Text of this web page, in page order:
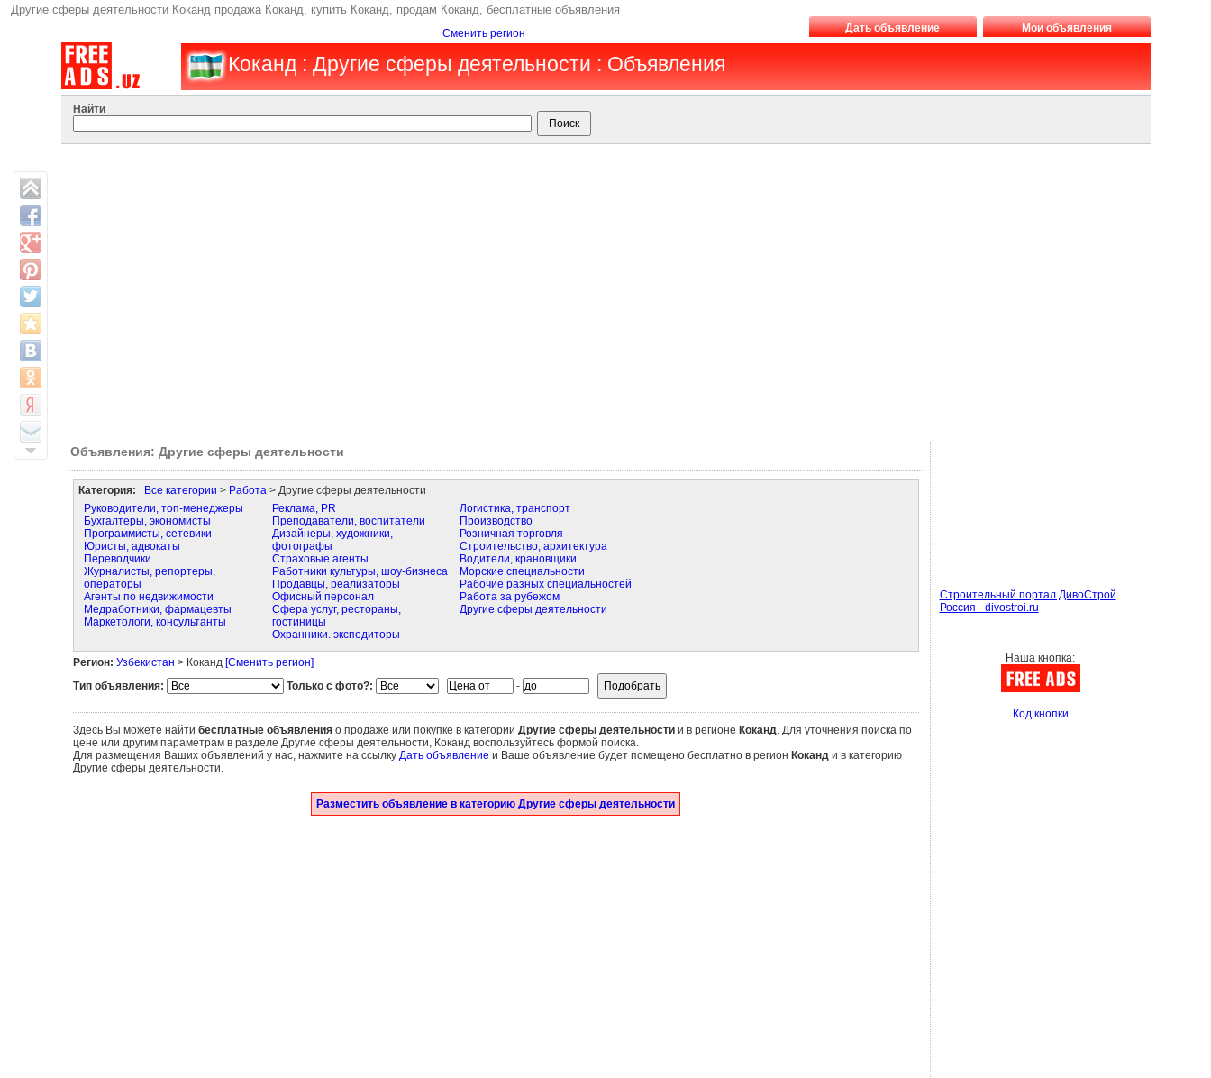
Другие сферы деятельности Коканд продажа Коканд, купить Коканд, продам Коканд, бесплатные объявления
Сменить регион Дать объявление Мои объявления
Коканд : Другие сферы деятельности : Объявления
Найти
Объявления: Другие сферы деятельности
Категория: Все категории > Работа> Другие сферы деятельности
Руководители, топ-менеджеры
Бухгалтеры, экономисты
Программисты, сетевики
Юристы, адвокаты
Переводчики
Журналисты, репортеры,
операторы
Агенты по недвижимости
Медработники, фармацевты
Маркетологи, консультанты
Реклама, PR
Преподаватели, воспитатели
Дизайнеры, художники,
фотографы
Страховые агенты
Работники культуры, шоу-бизнеса
Продавцы, реализаторы
Офисный персонал
Сфера услуг, рестораны,
гостиницы
Охранники. экспедиторы
Логистика, транспорт
Производство
Розничная торговля
Строительство, архитектура
Водители, крановщики
Морские специальности
Рабочие разных специальностей
Работа за рубежом
Другие сферы деятельности
Регион: Узбекистан > Коканд [Сменить регион]
Тип объявления:
Только с фото?: -
Здесь Вы можете найти бесплатные объявленияо продаже или покупке в категории Другие сферы деятельностии в регионе Коканд. Для уточнения поиска по
цене или другим параметрам в разделе Другие сферы деятельности, Коканд воспользуйтесь формой поиска.
Для размещения Ваших объявлений у нас, нажмите на ссылку Дать объявление и Ваше объявление будет помещено бесплатно в регион Коканди в категорию
Другие сферы деятельности.
Разместить объявление в категорию Другие сферы деятельности
Строительный портал ДивоСтрой
Россия - divostroi.ru
Наша кнопка:
Код кнопки